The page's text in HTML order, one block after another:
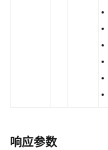
录
响应参数